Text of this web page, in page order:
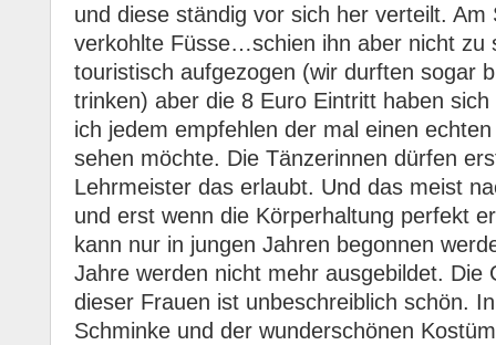
und diese ständig vor sich her verteilt.
verkohlte Füsse…schien ihn aber nicht zu
touristisch aufgezogen (wir durften sogar
trinken) aber die 8 Euro Eintritt haben
ich jedem empfehlen der mal einen
sehen möchte. Die Tänzerinnen dürfen
Lehrmeister das erlaubt. Und das meist
und erst wenn die Körperhaltung perfekt
kann nur in jungen Jahren begonnen
Jahre werden nicht mehr ausgebildet. Die
dieser Frauen ist unbeschreiblich schön.
Schminke und der wunderschönen